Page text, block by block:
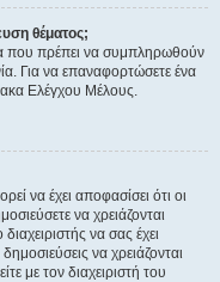
θέματος;
που πρέπει να συμπληρωθούν
Για να επαναφορτώσετε ένα
Ελέγχου Μέλους.
να έχει αποφασίσει ότι οι
να χρειάζονται
να σας έχει
να χρειάζονται
με τον διαχειριστή του